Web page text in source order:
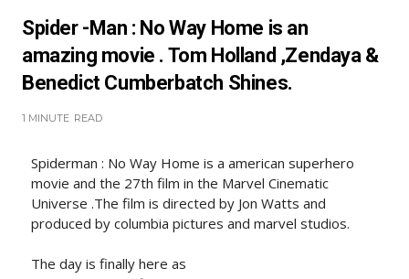
Spider -Man : No Way Home is an
amazing movie . Tom Holland ,Zendaya &
Benedict Cumberbatch Shines.
1 MINUTE READ
Spiderman : No Way Home is a american superhero
movie and the 27th film in the Marvel Cinematic
Universe .The film is directed by Jon Watts and
produced by columbia pictures and marvel studios.
The day is finally here as